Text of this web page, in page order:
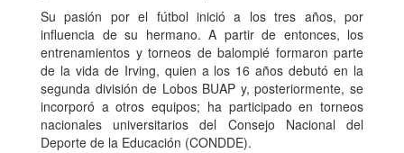
Su pasión por el fútbol inició a los tres años, por
influencia de su hermano. A partir de entonces, los
entrenamientos y torneos de balompié formaron parte
de la vida de Irving, quien a los 16 años debutó en la
segunda división de Lobos BUAP y, posteriormente, se
incorporó a otros equipos; ha participado en torneos
nacionales universitarios del Consejo Nacional del
Deporte de la Educación (CONDDE).